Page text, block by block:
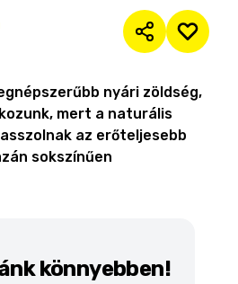
nyári zöldség,
mert a naturális
az erőteljesebb
sokszínűen
könnyebben!